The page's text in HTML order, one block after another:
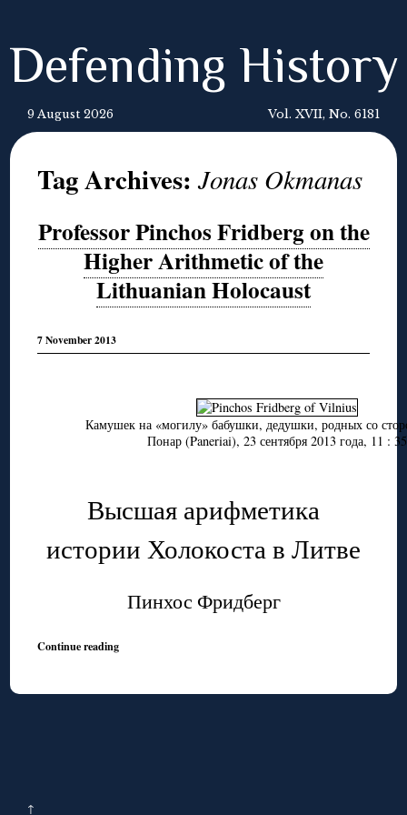
Defending History
9 August 2026 Vol. XVII, No. 6181
Tag Archives:Jonas Okmanas
Professor Pinchos Fridberg on the
Higher Arithmetic of the
Lithuanian Holocaust
7 November 2013
Камушек на «могилу» бабушки, дедушки, родных со
Понар (Paneriai), 23 сентября 2013 года, 11 : 35
Высшая арифметика
истории Холокоста в Литве
Пинхос Фридберг
Continue reading
↑